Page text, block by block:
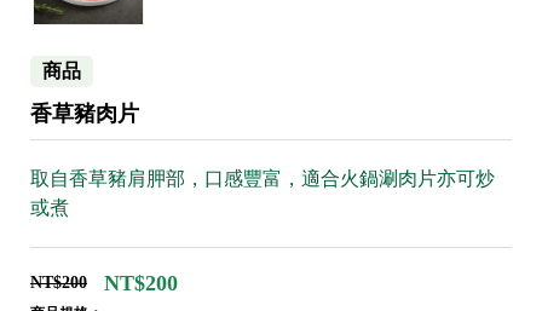
商品
香草豬肉片
取自香草豬肩胛部，口感豐富，適合火鍋涮肉片亦可炒
或煮
NT$200 NT$200